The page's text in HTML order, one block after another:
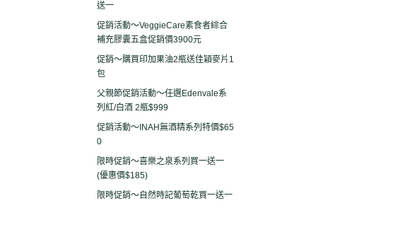
送一
促銷活動～VeggieCare素食者綜合
補充膠囊五盒促銷價3900元
促銷～購買印加果油2瓶送佳穎麥片1
包
父親節促銷活動～任選Edenvale系
列紅/白酒 2瓶$999
促銷活動～INAH無酒精系列特價$65
0
限時促銷～喜樂之泉系列買一送一
(優惠價$185)
限時促銷～自然時記葡萄乾買一送一